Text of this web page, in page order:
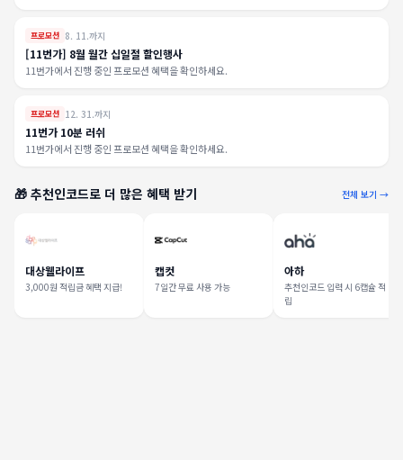
프로모션 8. 11.까지
[11번가] 8월 월간 십일절 할인행사
11번가에서 진행 중인 프로모션 혜택을 확인하세요.
프로모션 12. 31.까지
11번가 10분 러쉬
11번가에서 진행 중인 프로모션 혜택을 확인하세요.
🎁 추천인코드로 더 많은 혜택 받기 전체 보기 →
대상웰라이프
3,000원 적립금 혜택 지급!
캡컷
7일간 무료 사용 가능
아하
추천인코드 입력 시 6캡슐 적
립